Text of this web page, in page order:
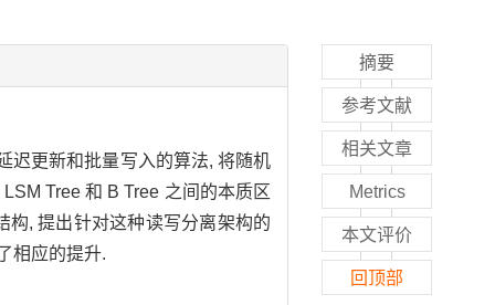
迟更新和批量写入的算法, 将随机
Tree 和 B Tree 之间的本质区
构, 提出针对这种读写分离架构的
相应的提升.
摘要
参考文献
相关文章
Metrics
本文评价
回顶部